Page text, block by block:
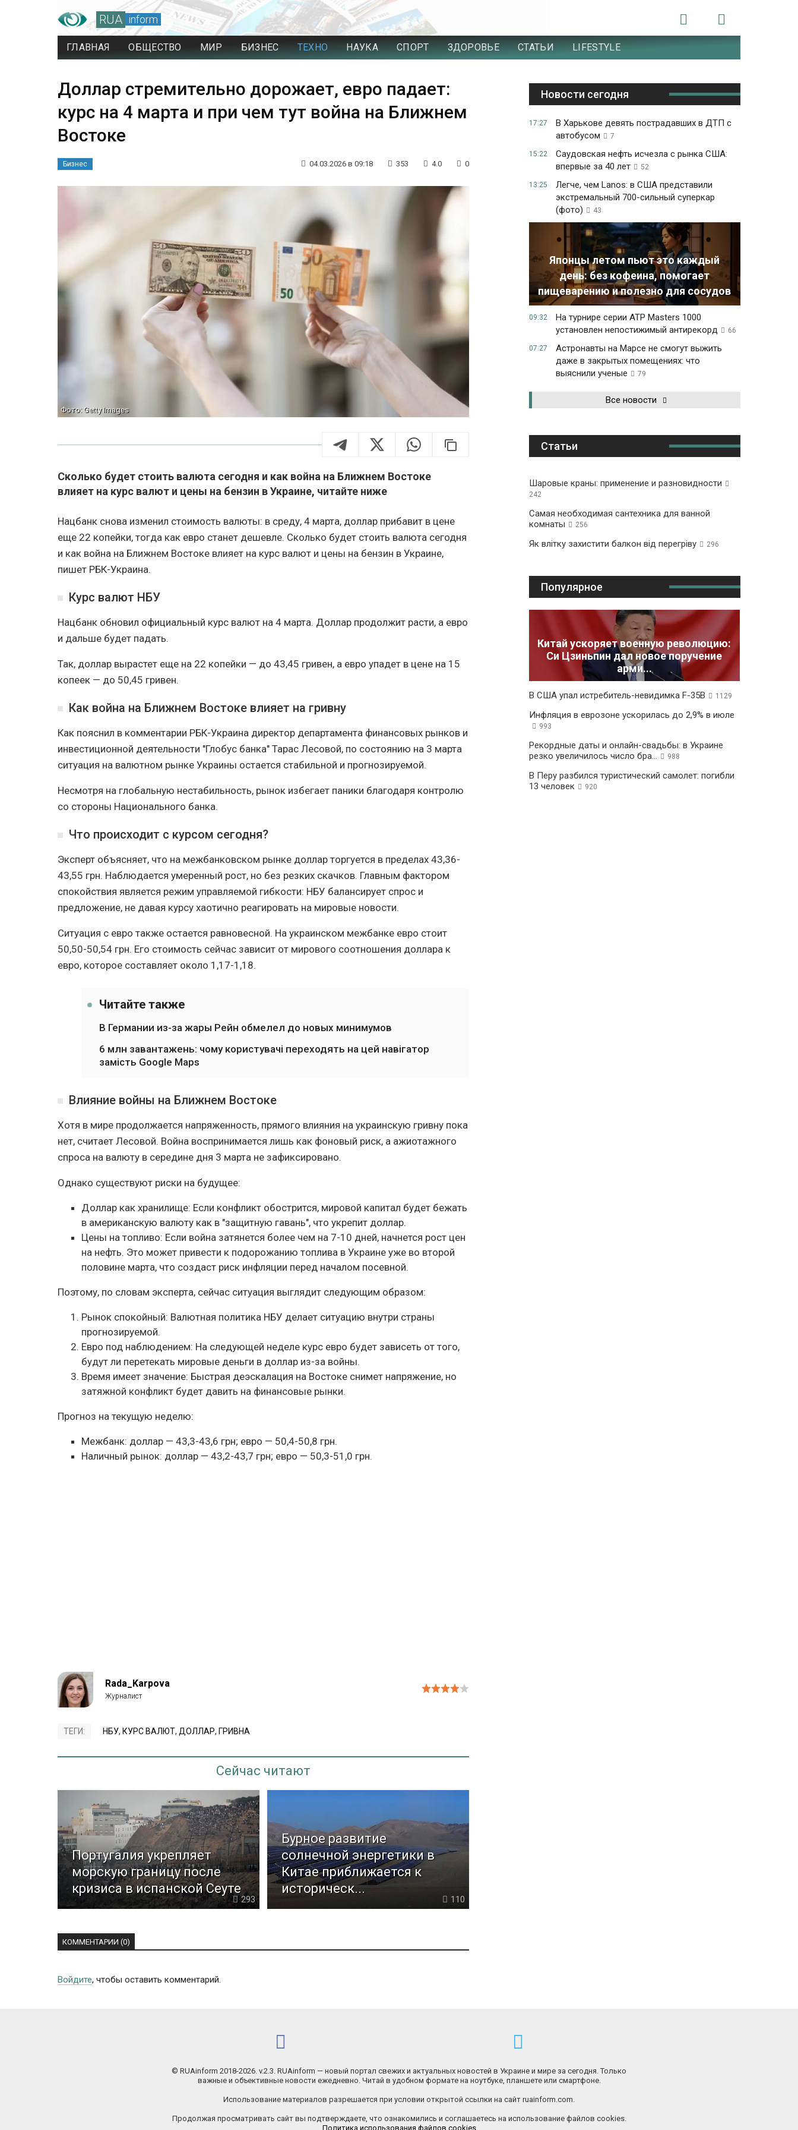
RUA inform
ГЛАВНАЯ ОБЩЕСТВО МИР БИЗНЕС ТЕХНО НАУКА СПОРТ ЗДОРОВЬЕ СТАТЬИ LIFESTYLE
Доллар стремительно дорожает, евро падает:
курс на 4 марта и при чем тут война на Ближнем
Востоке
Бизнес 04.03.2026 в 09:18 353 4.0 0
Фото: Getty Images
Сколько будет стоить валюта сегодня и как война на Ближнем Востоке
влияет на курс валют и цены на бензин в Украине, читайте ниже
Нацбанк снова изменил стоимость валюты: в среду, 4 марта, доллар прибавит в цене
еще 22 копейки, тогда как евро станет дешевле. Сколько будет стоить валюта сегодня
и как война на Ближнем Востоке влияет на курс валют и цены на бензин в Украине,
пишет РБК-Украина.
Курс валют НБУ
Нацбанк обновил официальный курс валют на 4 марта. Доллар продолжит расти, а евро
и дальше будет падать.
Так, доллар вырастет еще на 22 копейки — до 43,45 гривен, а евро упадет в цене на 15
копеек — до 50,45 гривен.
Как война на Ближнем Востоке влияет на гривну
Как пояснил в комментарии РБК-Украина директор департамента финансовых рынков и
инвестиционной деятельности "Глобус банка" Тарас Лесовой, по состоянию на 3 марта
ситуация на валютном рынке Украины остается стабильной и прогнозируемой.
Несмотря на глобальную нестабильность, рынок избегает паники благодаря контролю
со стороны Национального банка.
Что происходит с курсом сегодня?
Эксперт объясняет, что на межбанковском рынке доллар торгуется в пределах 43,36-
43,55 грн. Наблюдается умеренный рост, но без резких скачков. Главным фактором
спокойствия является режим управляемой гибкости: НБУ балансирует спрос и
предложение, не давая курсу хаотично реагировать на мировые новости.
Ситуация с евро также остается равновесной. На украинском межбанке евро стоит
50,50-50,54 грн. Его стоимость сейчас зависит от мирового соотношения доллара к
евро, которое составляет около 1,17-1,18.
Читайте также
В Германии из-за жары Рейн обмелел до новых минимумов
6 млн завантажень: чому користувачі переходять на цей навігатор
замість Google Maps
Влияние войны на Ближнем Востоке
Хотя в мире продолжается напряженность, прямого влияния на украинскую гривну пока
нет, считает Лесовой. Война воспринимается лишь как фоновый риск, а ажиотажного
спроса на валюту в середине дня 3 марта не зафиксировано.
Однако существуют риски на будущее:
Доллар как хранилище: Если конфликт обострится, мировой капитал будет бежать
в американскую валюту как в "защитную гавань", что укрепит доллар.
Цены на топливо: Если война затянется более чем на 7-10 дней, начнется рост цен
на нефть. Это может привести к подорожанию топлива в Украине уже во второй
половине марта, что создаст риск инфляции перед началом посевной.
Поэтому, по словам эксперта, сейчас ситуация выглядит следующим образом:
Рынок спокойный: Валютная политика НБУ делает ситуацию внутри страны
прогнозируемой.
Евро под наблюдением: На следующей неделе курс евро будет зависеть от того,
будут ли перетекать мировые деньги в доллар из-за войны.
Время имеет значение: Быстрая деэскалация на Востоке снимет напряжение, но
затяжной конфликт будет давить на финансовые рынки.
Прогноз на текущую неделю:
Межбанк: доллар — 43,3-43,6 грн; евро — 50,4-50,8 грн.
Наличный рынок: доллар — 43,2-43,7 грн; евро — 50,3-51,0 грн.
Rada_Karpova
ТЕГИ: НБУ, КУРС ВАЛЮТ, ДОЛЛАР, ГРИВНА
Сейчас читают
Португалия укрепляет
морскую границу после
кризиса в испанской Сеуте
293
Бурное развитие
солнечной энергетики в
Китае приближается к
историческ...
110
КОММЕНТАРИИ (0)
Войдите, чтобы оставить комментарий.
Новости сегодня
17:27
В Харькове девять пострадавших в ДТП с
автобусом
7
15:22
Саудовская нефть исчезла с рынка США:
впервые за 40 лет
52
13:25
Легче, чем Lanos: в США представили
экстремальный 700-сильный суперкар
(фото)
43
Японцы летом пьют это каждый
день: без кофеина, помогает
пищеварению и полезно для сосудов
09:32
На турнире серии ATP Masters 1000
установлен непостижимый антирекорд
66
07:27
Астронавты на Марсе не смогут выжить
даже в закрытых помещениях: что
выяснили ученые
79
Все новости
Статьи
Шаровые краны: применение и разновидности
242
Самая необходимая сантехника для ванной
комнаты
256
Як влітку захистити балкон від перегріву 296
Популярное
Китай ускоряет военную революцию:
Си Цзиньпин дал новое поручение
арми...
В США упал истребитель-невидимка F-35B 1129
Инфляция в еврозоне ускорилась до 2,9% в июле
993
Рекордные даты и онлайн-свадьбы: в Украине
резко увеличилось число бра...
988
В Перу разбился туристический самолет: погибли
13 человек
920
© RUAinform 2018-2026. v.2.3. RUAinform — новый портал свежих и актуальных новостей в Украине и мире за сегодня. Только
важные и объективные новости ежедневно. Читай в удобном формате на ноутбуке, планшете или смартфоне.
Использование материалов разрешается при условии открытой ссылки на сайт ruainform.com.
Продолжая просматривать сайт вы подтверждаете, что ознакомились и соглашаетесь на использование файлов cookies.
Политика использования файлов cookies